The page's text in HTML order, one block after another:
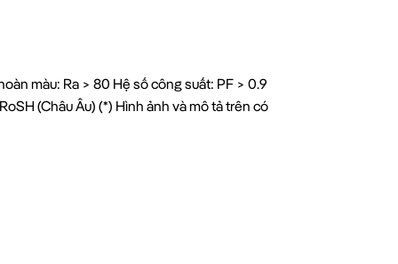
màu: Ra > 80 Hệ số công suất: PF > 0.9
(Châu Âu) (*) Hình ảnh và mô tả trên có